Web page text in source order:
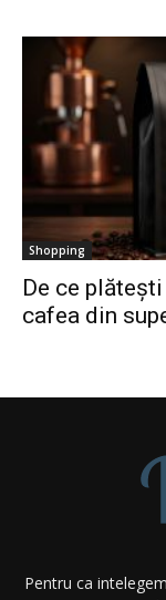
Shopping
De ce
cafea din
Pentru ca